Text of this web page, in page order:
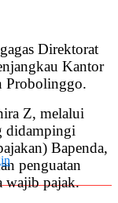
Direktorat
Kantor
Probolinggo.
Z, melalui
didampingi
Bapenda,
penguatan
wajib pajak.